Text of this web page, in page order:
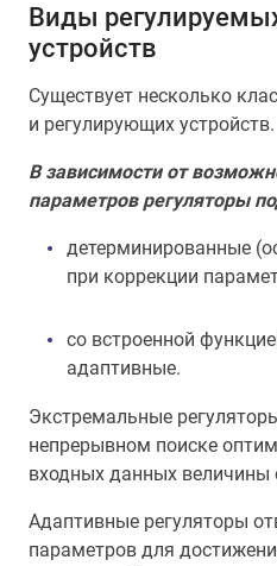
Виды
устройств
Существует несколько
и регулирующих устройств.
В зависимости от
параметров регуляторы
детерминированные
при коррекции
со встроенной
адаптивные.
Экстремальные
непрерывном поиске
входных данных величины
Адаптивные регуляторы
параметров для